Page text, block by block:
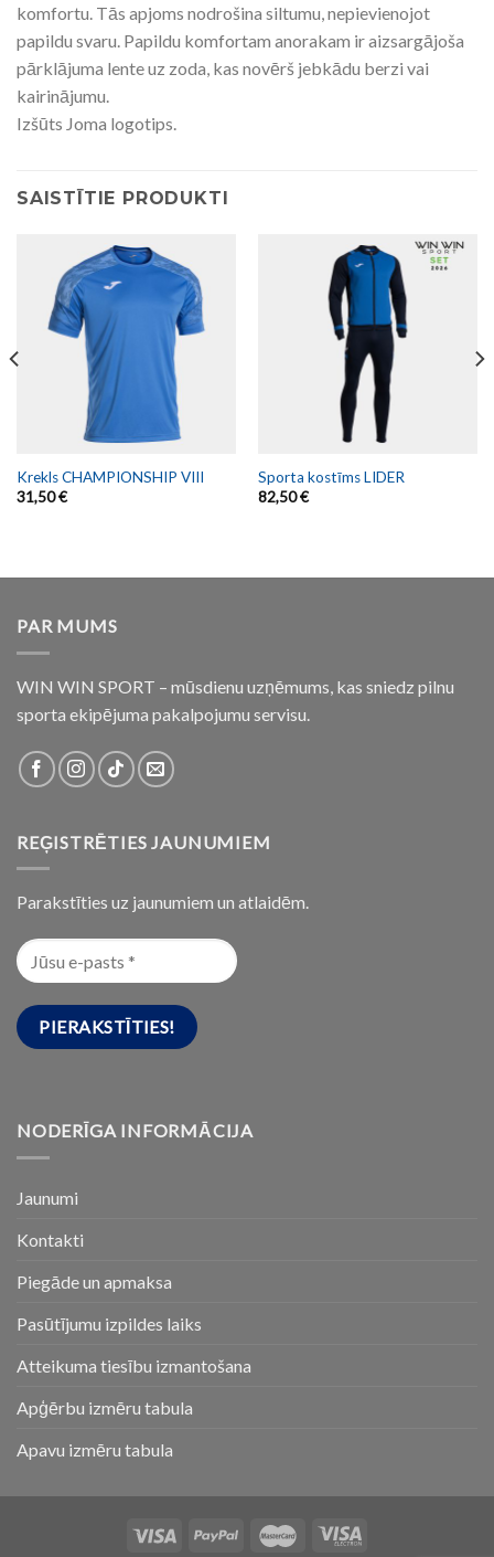
komfortu. Tās apjoms nodrošina siltumu, nepievienojot
papildu svaru. Papildu komfortam anorakam ir aizsargājoša
pārklājuma lente uz zoda, kas novērš jebkādu berzi vai
kairinājumu.
Izšūts Joma logotips.
SAISTĪTIE PRODUKTI
Krekls CHAMPIONSHIP VIII
31,50€
Sporta kostīms LIDER
82,50€
PAR MUMS
WIN WIN SPORT – mūsdienu uzņēmums, kas sniedz pilnu
sporta ekipējuma pakalpojumu servisu.
REĢISTRĒTIES JAUNUMIEM
Parakstīties uz jaunumiem un atlaidēm.
NODERĪGA INFORMĀCIJA
Jaunumi
Kontakti
Piegāde un apmaksa
Pasūtījumu izpildes laiks
Atteikuma tiesību izmantošana
Apģērbu izmēru tabula
Apavu izmēru tabula